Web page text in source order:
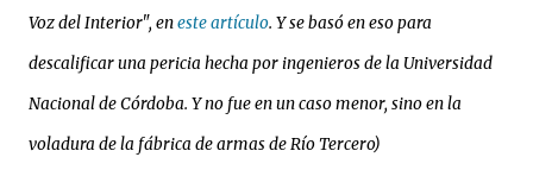
Voz del Interior", eneste artículo. Y se basó en eso para
descalificar una pericia hecha por ingenieros de la Universidad
Nacional de Córdoba. Y no fue en un caso menor, sino en la
voladura de la fábrica de armas de Río Tercero)